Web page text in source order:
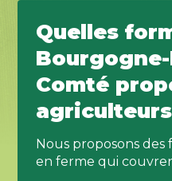
Quelles
Comté
Nous proposons des
en ferme qui